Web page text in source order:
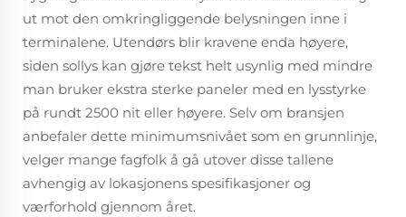
ut mot den omkringliggende belysningen inne i
terminalene. Utendørs blir kravene enda høyere,
siden sollys kan gjøre tekst helt usynlig med mindre
man bruker ekstra sterke paneler med en lysstyrke
på rundt 2500 nit eller høyere. Selv om bransjen
anbefaler dette minimumsnivået som en grunnlinje,
velger mange fagfolk å gå utover disse tallene
avhengig av lokasjonens spesifikasjoner og
værforhold gjennom året.